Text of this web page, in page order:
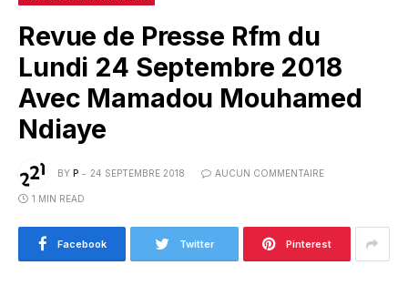
Revue de Presse Rfm du
Lundi 24 Septembre 2018
Avec Mamadou Mouhamed
Ndiaye
BY P 24 SEPTEMBRE 2018 AUCUN COMMENTAIRE
1 MIN READ
Facebook Twitter Pinterest